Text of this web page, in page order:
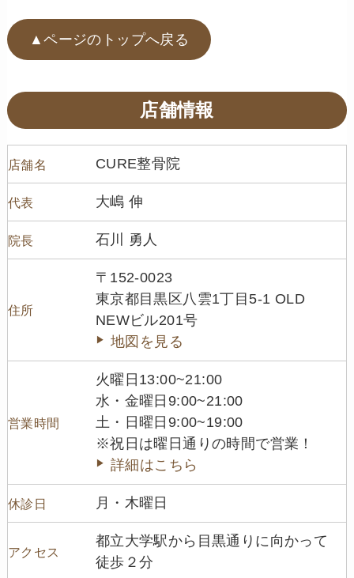
▲ページのトップへ戻る
店舗情報
店舗名 CURE整骨院
代表 大嶋 伸
院長 石川 勇人
住所
〒152-0023
東京都目黒区八雲1丁目5-1 OLD
NEWビル201号
地図を見る
営業時間
火曜日13:00~21:00
水・金曜日9:00~21:00
土・日曜日9:00~19:00
※祝日は曜日通りの時間で営業！
詳細はこちら
休診日 月・木曜日
アクセス
都立大学駅から目黒通りに向かって
徒歩２分